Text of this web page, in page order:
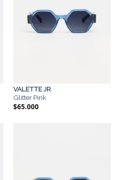
VALETTE JR
Glitter Pink
$65.000